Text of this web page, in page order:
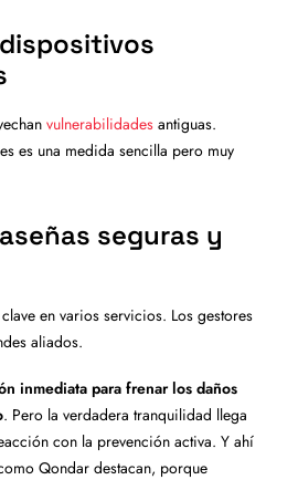
vulnerabilidades antiguas.
es una medida sencilla pero muy
seguras y
en varios servicios. Los gestores
aliados.
inmediata para frenar los daños
. Pero la verdadera tranquilidad llega
con la prevención activa. Y ahí
Qondar destacan, porque